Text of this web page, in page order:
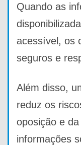
Quando as
acessível, os
seguros e
Além disso,
reduz os
oposição e
informações